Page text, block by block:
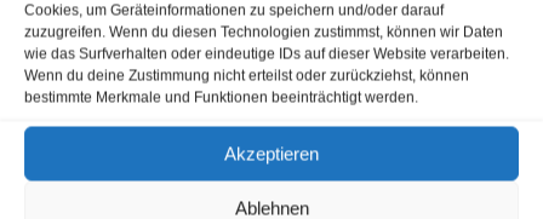
Cookies, um Geräteinformationen zu speichern und/oder darauf
zuzugreifen. Wenn du diesen Technologien zustimmst, können wir Daten
wie das Surfverhalten oder eindeutige IDs auf dieser Website verarbeiten.
Wenn du deine Zustimmung nicht erteilst oder zurückziehst, können
bestimmte Merkmale und Funktionen beeinträchtigt werden.
Akzeptieren
Ablehnen